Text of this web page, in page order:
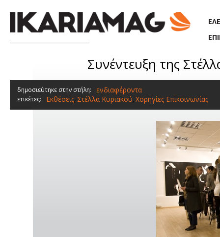
Συνέντευξη της
δημοσιεύτηκε στην στήλη: ενδιαφέροντα
ετικέτες: Εκθέσεις, Στέλλα Κυριακού, Χορηγίες Επικοινωνίας